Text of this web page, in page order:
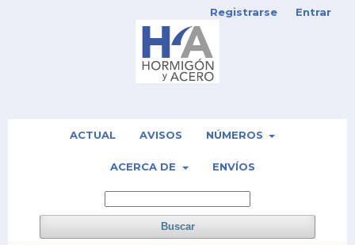
ACTUAL AVISOS NÚMEROS
ACERCA DE ENVÍOS
Buscar
Registrarse Entrar